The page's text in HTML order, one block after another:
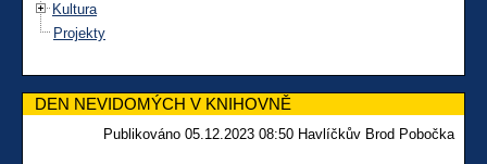
Kultura
Projekty
DEN NEVIDOMÝCH V KNIHOVNĚ
Publikováno 05.12.2023 08:50 Havlíčkův Brod Pobočka